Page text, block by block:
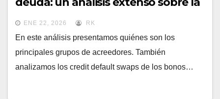
renegociación de los bonos de
deuda externa
ENE 22, 2026 RK
En este análisis presentamos quiénes son los
principales grupos de acreedores. También
analizamos los credit default swaps de los bonos…